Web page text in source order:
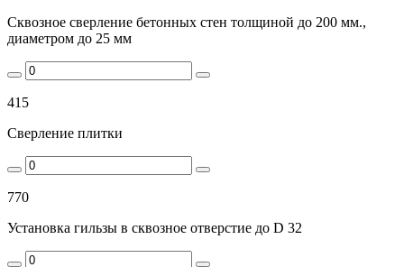
Сквозное сверление бетонных стен толщиной до 200 мм.,
диаметром до 25 мм
415
Сверление плитки
770
Установка гильзы в сквозное отверстие до D 32